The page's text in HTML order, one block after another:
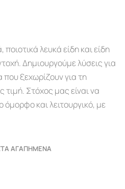
λευκά είδη και είδη
Δημιουργούμε λύσεις για
ξεχωρίζουν για τη
τιμή. Στόχος μας είναι να
όμορφο και λειτουργικό, με
ΑΓΑΠΗΜΕΝΑ